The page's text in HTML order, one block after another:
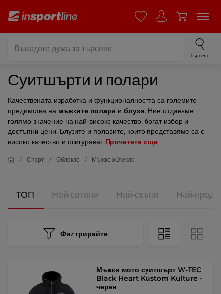
Търсене
Суитшърти и полари
Качествената изработка и функционалността са големите
предимства на мъжките полари и блузи. Ние отдаваме
голямо значение на най-високо качество, богат избор и
достъпни цени. Блузите и поларите, които представяме са с
високо качество и осигуряват Прочетете още
Спорт Облекло Мъжко облекло
ТОП Най-евтини Най-скъпи Най-
Филтрирайте
Мъжки мото суитшърт W-TEC
Black Heart Kustom Kulture -
черен